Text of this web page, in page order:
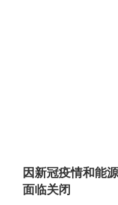
因新冠疫情和能
面临关闭